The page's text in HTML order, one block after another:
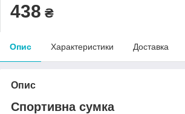
438 ₴
Опис Характеристики Доставка
Опис
Спортивна сумка